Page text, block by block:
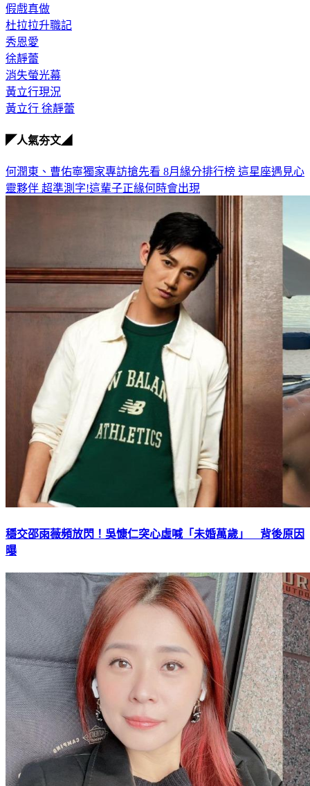
假戲真做
杜拉拉升職記
秀恩愛
徐靜蕾
消失螢光幕
黃立行現況
黃立行 徐靜蕾
◤人氣夯文◢
何潤東、曹佑寧獨家專訪搶先看 8月緣分排行榜 這星座遇見心
靈夥伴 超準測字!這輩子正緣何時會出現
穩交邵雨薇頻放閃！吳慷仁突心虛喊「未婚萬歲」 背後原因
曝